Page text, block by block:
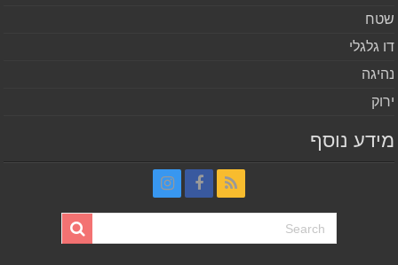
גלגלי
נוסף